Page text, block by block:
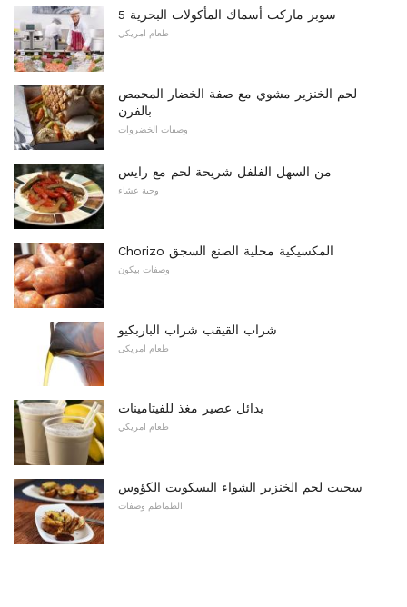
5 سوبر ماركت أسماك المأكولات البحرية
طعام امريكي
لحم الخنزير مشوي مع صفة الخضار المحمص
بالفرن
وصفات الخضروات
من السهل الفلفل شريحة لحم مع رايس
وجبة عشاء
Chorizo ​​المكسيكية محلية الصنع السجق
وصفات بيكون
شراب القيقب شراب الباربكيو
طعام امريكي
بدائل عصير مغذ للفيتامينات
طعام امريكي
سحبت لحم الخنزير الشواء البسكويت الكؤوس
الطماطم وصفات